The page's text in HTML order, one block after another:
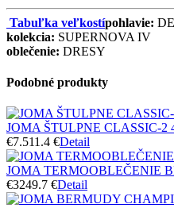
Tabuľka veľkostípohlavie:
kolekcia: SUPERNOVA IV
oblečenie: DRESY
Podobné produkty
JOMA ŠTULPNE CLASSIC-2
€7.511.4 €Detail
JOMA TERMOOBLEČENIE
€3249.7 €Detail